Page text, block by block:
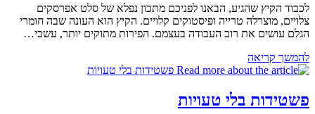
לכבוד הקיץ שהגיע, הבאנו לפניכם מתכון נפלא של סלט אפרסקים
צלויים, מוצרלה טרייה ופיסטוקים קלויים. הקיץ הוא העונה שבה חומרי
הגלם עושים את רוב העבודה בעצמם. הפירות מתוקים יותר, עשבי…
להמשך קריאהמתכון
–
אפרסקים
צלויים,
פשטידות בלי טעויות